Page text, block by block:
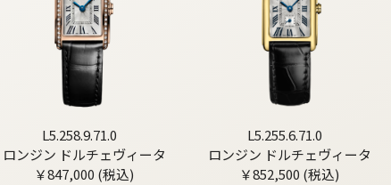
L5.258.9.71.0
ロンジン ドルチェヴィータ
￥847,000 (税込)
L5.255.6.71.0
ロンジン ドルチェヴィータ
￥852,500 (税込)